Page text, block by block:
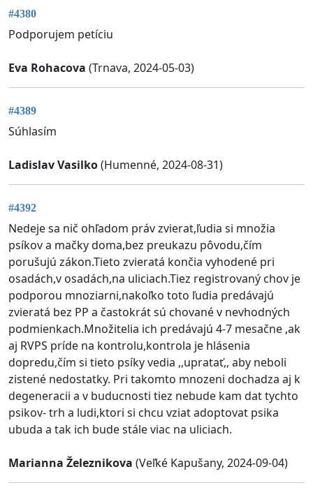
#4380
Podporujem petíciu
Eva Rohacova (Trnava, 2024-05-03)
#4389
Súhlasím
Ladislav Vasilko(Humenné, 2024-08-31)
#4392
Nedeje sa nič ohľadom práv zvierat,ľudia si množia
psíkov a mačky doma,bez preukazu pôvodu,čím
porušujú zákon.Tieto zvieratá končia vyhodené pri
osadách,v osadách,na uliciach.Tiez registrovaný chov je
podporou mnoziarni,nakoľko toto ľudia predávajú
zvieratá bez PP a častokrát sú chované v nevhodných
podmienkach.Množitelia ich predávajú 4-7 mesačne ,ak
aj RVPS príde na kontrolu,kontrola je hlásenia
dopredu,čím si tieto psíky vedia ,,upratať,, aby neboli
zistené nedostatky. Pri takomto mnozeni dochadza aj k
degeneracii a v buducnosti tiez nebude kam dat tychto
psikov- trh a ludi,ktori si chcu vziat adoptovat psika
ubuda a tak ich bude stále viac na uliciach.
Marianna Železnikova (Veľké Kapušany, 2024-09-04)